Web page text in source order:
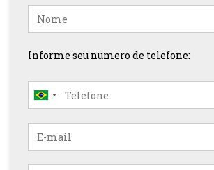
Nome
Informe seu numero de telefone:
E-
mail